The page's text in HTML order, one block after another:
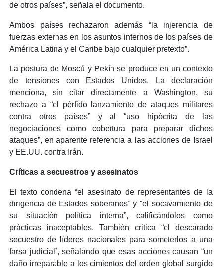
de otros países”, señala el documento.
Ambos países rechazaron además “la injerencia de
fuerzas externas en los asuntos internos de los países de
América Latina y el Caribe bajo cualquier pretexto”.
La postura de Moscú y Pekín se produce en un contexto
de tensiones con Estados Unidos. La declaración
menciona, sin citar directamente a Washington, su
rechazo a “el pérfido lanzamiento de ataques militares
contra otros países” y al “uso hipócrita de las
negociaciones como cobertura para preparar dichos
ataques”, en aparente referencia a las acciones de Israel
y EE.UU. contra Irán.
Críticas a secuestros y asesinatos
El texto condena “el asesinato de representantes de la
dirigencia de Estados soberanos” y “el socavamiento de
su situación política interna”, calificándolos como
prácticas inaceptables. También critica “el descarado
secuestro de líderes nacionales para someterlos a una
farsa judicial”, señalando que esas acciones causan “un
daño irreparable a los cimientos del orden global surgido